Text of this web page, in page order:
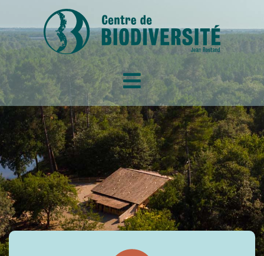
ACCUEIL